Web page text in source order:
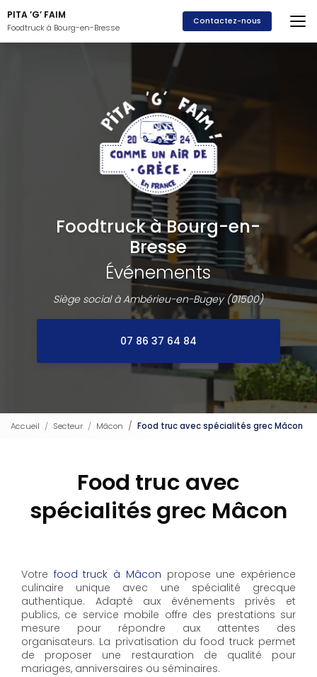
au
contenu
principal
PITA ’G’ FAIM
Foodtruck à Bourg-en-Bresse
Contactez-nous
Foodtruck à Bourg-en-
Bresse
Événements
Siège social à Ambérieu-en-Bugey (01500)
07 86 37 64 84
Accueil Secteur Mâcon Food truc avec spécialités grec Mâcon
Food truc avec
spécialités grec Mâcon
Votre food truck à Mâcon propose une expérience
culinaire unique avec une spécialité grecque
authentique. Adapté aux événements privés et
publics, ce service mobile offre des prestations sur
mesure pour répondre aux attentes des
organisateurs. La privatisation du food truck permet
de proposer une restauration de qualité pour
mariages, anniversaires ou séminaires.